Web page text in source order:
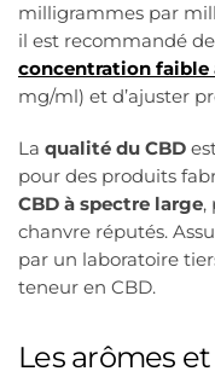
milligrammes par
il est recommandé
concentration faible
mg/ml) et d’ajuster
La qualité du CBD
pour des produits
CBD à spectre large,
chanvre réputés.
par un laboratoire
teneur en CBD.
Les arômes